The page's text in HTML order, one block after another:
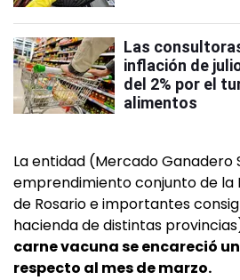
Las
inflación de
del 2% por el
alimentos
La entidad (Mercado Ganadero
emprendimiento conjunto de la
de Rosario e importantes
hacienda de distintas
carne vacuna se encareció
respecto al mes de marzo.